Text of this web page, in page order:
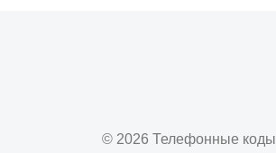
© 2026 Телефонные коды